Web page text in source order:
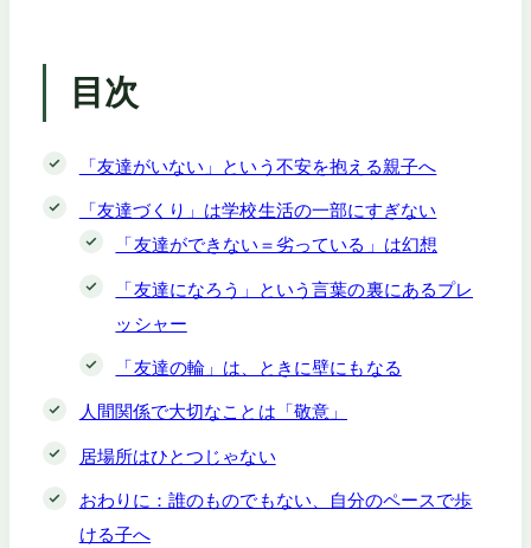
目次
「友達がいない」という不安を抱える親子へ
「友達づくり」は学校生活の一部にすぎない
「友達ができない＝劣っている」は幻想
「友達になろう」という言葉の裏にあるプレ
ッシャー
「友達の輪」は、ときに壁にもなる
人間関係で大切なことは「敬意」
居場所はひとつじゃない
おわりに：誰のものでもない、自分のペースで歩
ける子へ